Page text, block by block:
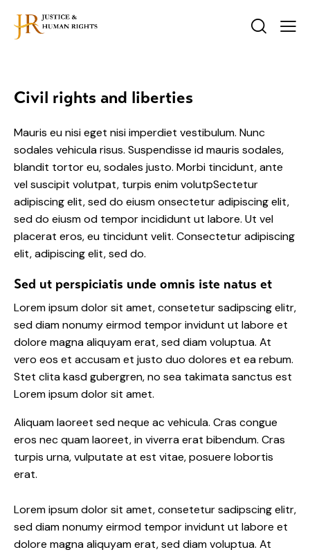
Civil rights and liberties
Mauris eu nisi eget nisi imperdiet vestibulum. Nunc
sodales vehicula risus. Suspendisse id mauris sodales,
blandit tortor eu, sodales justo. Morbi tincidunt, ante
vel suscipit volutpat, turpis enim volutpSectetur
adipiscing elit, sed do eiusm onsectetur adipiscing elit,
sed do eiusm od tempor incididunt ut labore. Ut vel
placerat eros, eu tincidunt velit. Consectetur adipiscing
elit, adipiscing elit, sed do.
Sed ut perspiciatis unde omnis iste natus et
Lorem ipsum dolor sit amet, consetetur sadipscing elitr,
sed diam nonumy eirmod tempor invidunt ut labore et
dolore magna aliquyam erat, sed diam voluptua. At
vero eos et accusam et justo duo dolores et ea rebum.
Stet clita kasd gubergren, no sea takimata sanctus est
Lorem ipsum dolor sit amet.
Aliquam laoreet sed neque ac vehicula. Cras congue
eros nec quam laoreet, in viverra erat bibendum. Cras
turpis urna, vulputate at est vitae, posuere lobortis
erat.
Lorem ipsum dolor sit amet, consetetur sadipscing elitr,
sed diam nonumy eirmod tempor invidunt ut labore et
dolore magna aliquyam erat, sed diam voluptua. At